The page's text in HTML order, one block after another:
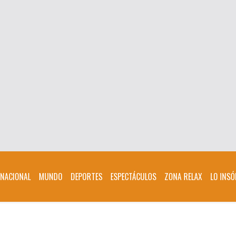
NACIONAL MUNDO DEPORTES ESPECTÁCULOS ZONA RELAX LO